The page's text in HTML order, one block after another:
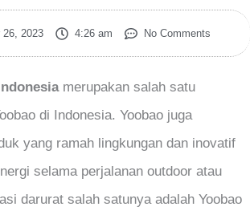
26, 2023 4:26 am No Comments
merupakan salah satu
di Indonesia. Yoobao juga
yang ramah lingkungan dan inovatif
selama perjalanan outdoor atau
darurat salah satunya adalah Yoobao